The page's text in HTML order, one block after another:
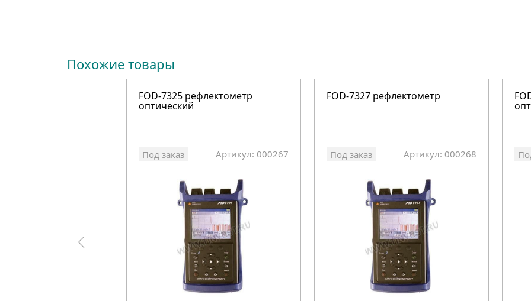
Похожие товары
FOD-7325 рефлектометр
оптический
Под заказ Артикул: 000267
FOD-7327 рефлектометр
Под заказ Артикул: 000268